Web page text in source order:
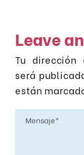
Leave
Tu dirección
será
están